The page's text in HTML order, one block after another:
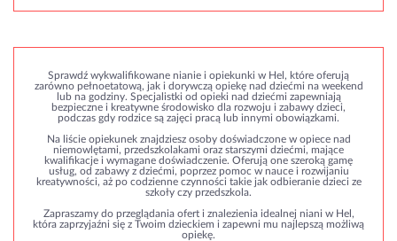
Sprawdź wykwalifikowane nianie i opiekunki w Hel, które oferują
zarówno pełnoetatową, jak i dorywczą opiekę nad dziećmi na weekend
lub na godziny. Specjalistki od opieki nad dziećmi zapewniają
bezpieczne i kreatywne środowisko dla rozwoju i zabawy dzieci,
podczas gdy rodzice są zajęci pracą lub innymi obowiązkami.
Na liście opiekunek znajdziesz osoby doświadczone w opiece nad
niemowlętami, przedszkolakami oraz starszymi dziećmi, mające
kwalifikacje i wymagane doświadczenie. Oferują one szeroką gamę
usług, od zabawy z dziećmi, poprzez pomoc w nauce i rozwijaniu
kreatywności, aż po codzienne czynności takie jak odbieranie dzieci ze
szkoły czy przedszkola.
Zapraszamy do przeglądania ofert i znalezienia idealnej niani w Hel,
która zaprzyjaźni się z Twoim dzieckiem i zapewni mu najlepszą możliwą
opiekę.